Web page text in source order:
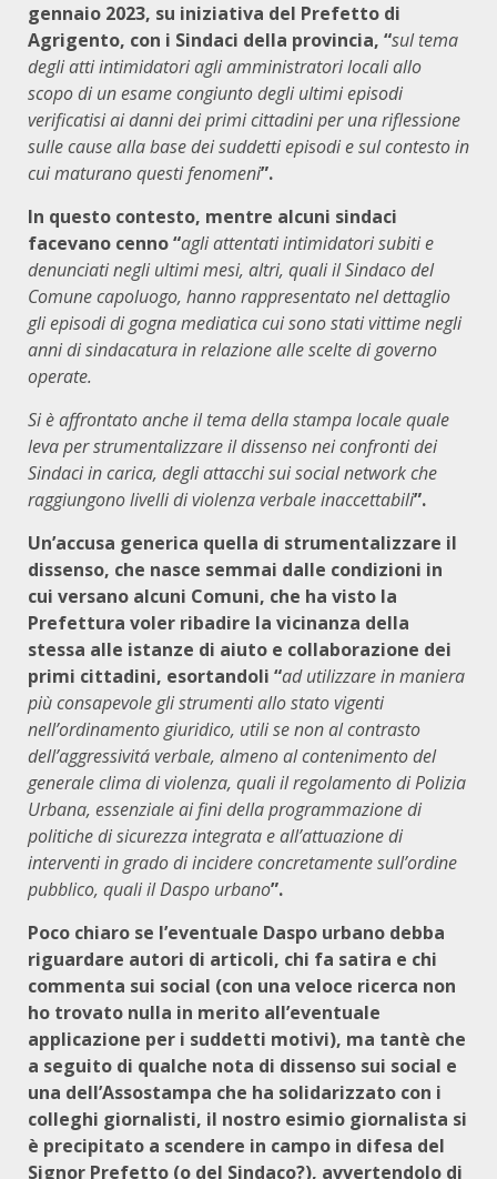
gennaio 2023, su iniziativa del Prefetto di
Agrigento, con i Sindaci della provincia, “sul tema
degli atti intimidatori agli amministratori locali allo
scopo di un esame congiunto degli ultimi episodi
verificatisi ai danni dei primi cittadini per una riflessione
sulle cause alla base dei suddetti episodi e sul contesto in
cui maturano questi fenomeni”.
In questo contesto, mentre alcuni sindaci
facevano cenno “agli attentati intimidatori subiti e
denunciati negli ultimi mesi, altri, quali il Sindaco del
Comune capoluogo, hanno rappresentato nel dettaglio
gli episodi di gogna mediatica cui sono stati vittime negli
anni di sindacatura in relazione alle scelte di governo
operate.
Si è affrontato anche il tema della stampa locale quale
leva per strumentalizzare il dissenso nei confronti dei
Sindaci in carica, degli attacchi sui social network che
raggiungono livelli di violenza verbale inaccettabili”.
Un’accusa generica quella di strumentalizzare il
dissenso, che nasce semmai dalle condizioni in
cui versano alcuni Comuni, che ha visto la
Prefettura voler ribadire la vicinanza della
stessa alle istanze di aiuto e collaborazione dei
primi cittadini, esortandoli “ad utilizzare in maniera
più consapevole gli strumenti allo stato vigenti
nell’ordinamento giuridico, utili se non al contrasto
dell’aggressivitá verbale, almeno al contenimento del
generale clima di violenza, quali il regolamento di Polizia
Urbana, essenziale ai fini della programmazione di
politiche di sicurezza integrata e all’attuazione di
interventi in grado di incidere concretamente sull’ordine
pubblico, quali il Daspo urbano”.
Poco chiaro se l’eventuale Daspo urbano debba
riguardare autori di articoli, chi fa satira e chi
commenta sui social (con una veloce ricerca non
ho trovato nulla in merito all’eventuale
applicazione per i suddetti motivi), ma tantè che
a seguito di qualche nota di dissenso sui social e
una dell’Assostampa che ha solidarizzato con i
colleghi giornalisti, il nostro esimio giornalista si
è precipitato a scendere in campo in difesa del
Signor Prefetto (o del Sindaco?), avvertendolo di